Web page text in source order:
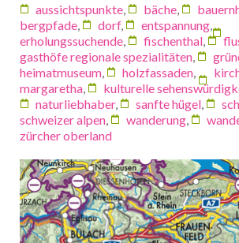
aussichtspunkte
bäche
bergpfade
dorf, entspannung
erholungssuchende
fischenthal
gasthöfe regionale spezialitäten
heimatmuseum
holzfassaden
margaretha
kulturelle
naturliebhaber, sanfte hügel
schweizer alpen
wanderung
zürcher oberland